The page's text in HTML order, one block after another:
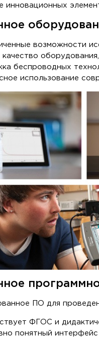
инновационных
возможности
качество
беспроводных
использование
ПО для
ФГОС и
понятный интерфейс